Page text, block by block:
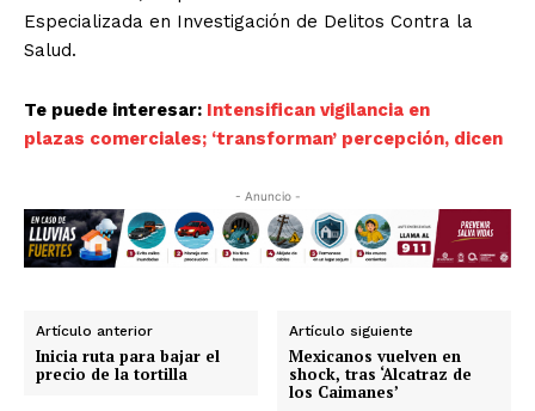
Especializada en Investigación de Delitos Contra la
Salud.
Te puede interesar: Intensifican vigilancia en
plazas comerciales; ‘transforman’ percepción, dicen
- Anuncio -
Artículo anterior
Inicia ruta para bajar el
precio de la tortilla
Artículo siguiente
Mexicanos vuelven en
shock, tras ‘Alcatraz de
los Caimanes’